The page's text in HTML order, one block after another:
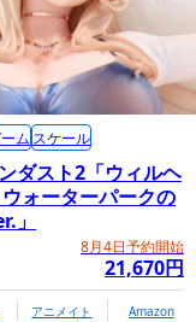
ダスト2「ウィルヘ
ォーターパークの
」
8月4日予約開始
21,670円
ム スケール
アニメイト Amazon